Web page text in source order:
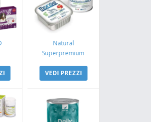
Natural
Superpremium
Coniglio e Mela
VEDI PREZZI